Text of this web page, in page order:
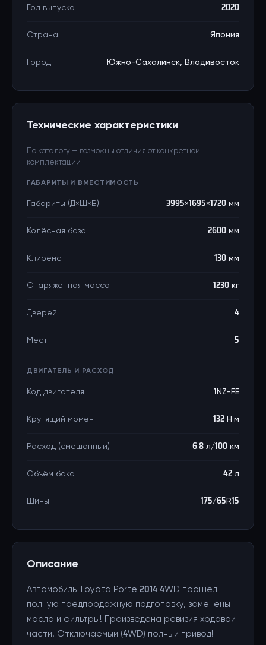
Год выпуска 2020
Страна Япония
Город Южно-Сахалинск, Владивосток
Технические характеристики
По каталогу — возможны отличия от конкретной
комплектации
ГАБАРИТЫ И ВМЕСТИМОСТЬ
Габариты (Д×Ш×В) 3995×1695×1720 мм
Колёсная база 2600 мм
Клиренс 130 мм
Снаряжённая масса 1230 кг
Дверей 4
Мест 5
ДВИГАТЕЛЬ И РАСХОД
Код двигателя 1NZ-FE
Крутящий момент 132 Н·м
Расход (смешанный) 6.8 л/100 км
Объём бака 42 л
Шины 175/65R15
Описание
Автомобиль Toyota Porte 2014 4WD прошел
полную предпродажную подготовку, заменены
масла и фильтры! Произведена ревизия ходовой
части! Отключаемый (4WD) полный привод!